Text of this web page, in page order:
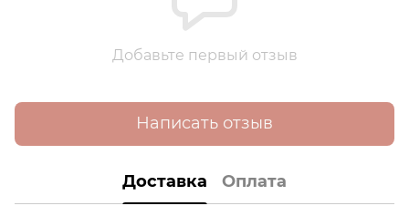
Добавьте первый отзыв
Написать отзыв
Доставка Оплата